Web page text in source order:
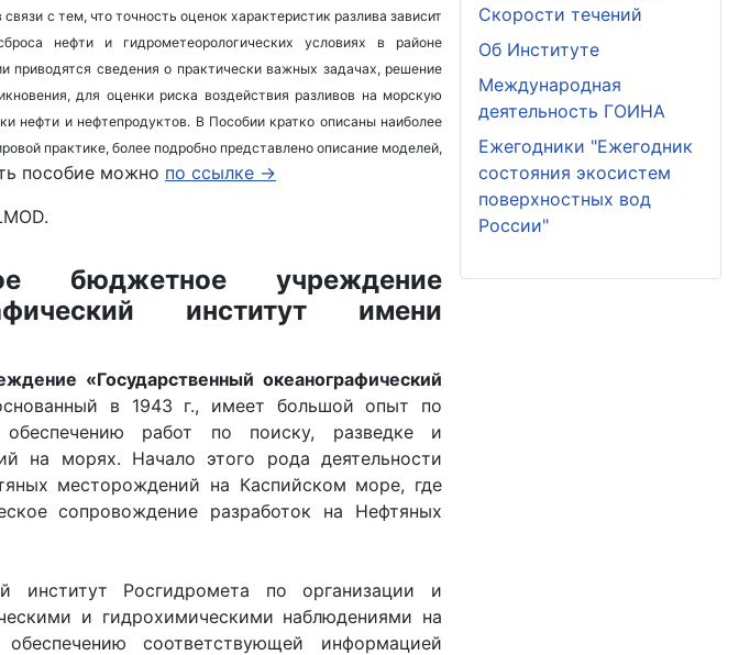
с тем, что точность оценок характеристик разлива зависит
нефти и гидрометеорологических условиях в районе
приводятся сведения о практически важных задачах, решение
для оценки риска воздействия разливов на морскую
нефти и нефтепродуктов. В Пособии кратко описаны наиболее
практике, более подробно представлено описание моделей,
пособие можно по ссылке ->
бюджетное учреждение
институт имени
«Государственный океанографический
в 1943 г., имеет большой опыт по
обеспечению работ по поиску, разведке и
на морях. Начало этого рода деятельности
месторождений на Каспийском море, где
сопровождение разработок на Нефтяных
Росгидромета по организации и
и гидрохимическими наблюдениями на
соответствующей информацией
Скорости течений
Об Институте
Международная
деятельность ГОИНА
Ежегодники "Ежегодник
состояния экосистем
поверхностных вод
России"